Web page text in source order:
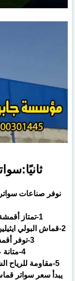
نوفر صناعات سواتر
‏1-تمتاز أقمشة البولي ايثيلين بقوم وصلابة النسيج.‏
يبدأ سعر سواتر قماش البولي